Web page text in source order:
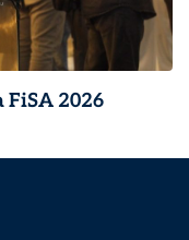
FiSA 2026